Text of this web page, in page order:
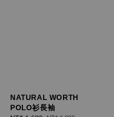
NATURAL WORTH
POLO衫長袖